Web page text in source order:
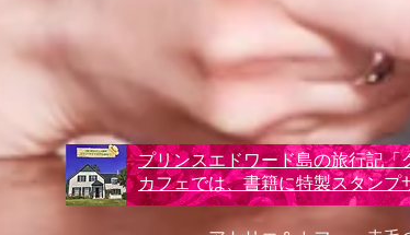
プリンスエドワード島の旅行記
カフェでは、書籍に特製スタンプ